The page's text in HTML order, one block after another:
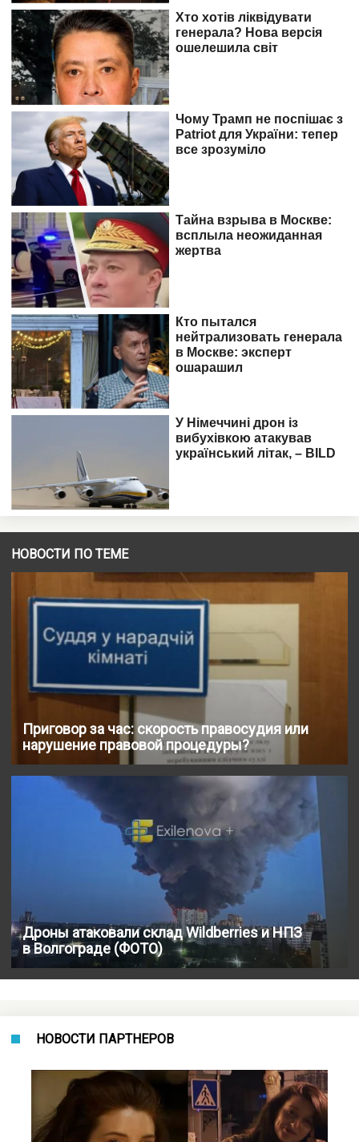
НОВОСТИ ПО ТЕМЕ
Приговор за час: скорость правосудия или
нарушение правовой процедуры?
Дроны атаковали склад Wildberries и НПЗ
в Волгограде (ФОТО)
НОВОСТИ ПАРТНЕРОВ